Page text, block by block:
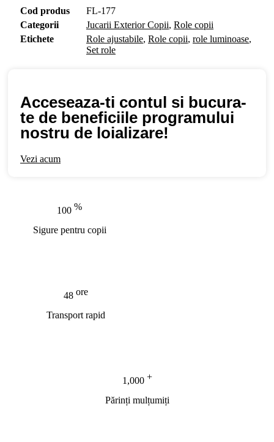
Luminate
Led
Cod produs
FL-177
Categorii
Jucarii Exterior Copii, Role copii
Etichete
Role ajustabile, Role copii, role luminoase,
Set role
Acceseaza-ti contul si bucura-
te de beneficiile programului
nostru de loializare!
Vezi acum
100 %
Sigure pentru copii
48 ore
Transport rapid
1,000 +
Părinți mulțumiți